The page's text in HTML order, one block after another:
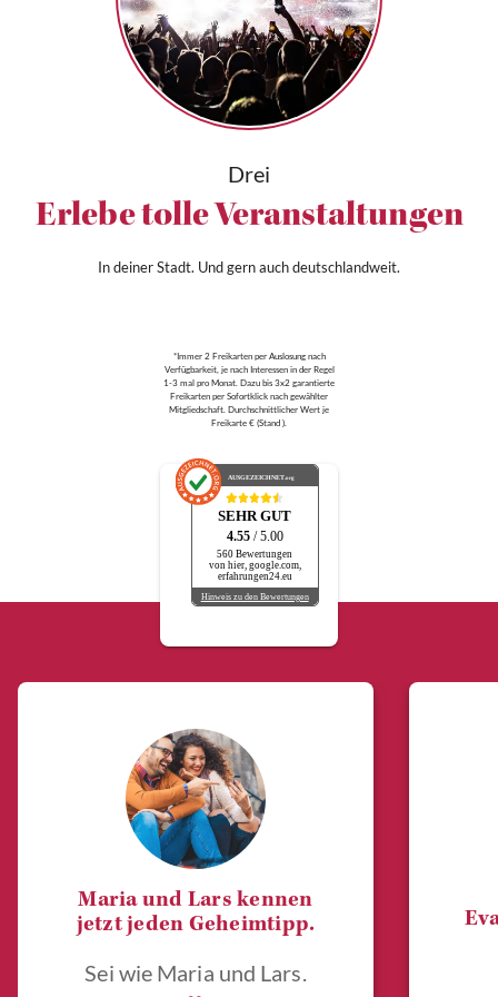
Drei
Erlebe tolle Veranstaltungen
In deiner Stadt. Und gern auch deutschlandweit.
*Immer 2 Freikarten per Auslosung nach
Verfügbarkeit, je nach Interessen in der Regel
1-3 mal pro Monat. Dazu bis 3x2 garantierte
Freikarten per Sofortklick nach gewählter
Mitgliedschaft. Durchschnittlicher Wert je
Freikarte € (Stand ).
AUSGEZEICHNET.org
SEHR GUT
4.55 / 5.00
560 Bewertungen
von hier, google.com,
erfahrungen24.eu
Hinweis zu den Bewertungen
Maria und Lars kennen
jetzt jeden Geheimtipp.
Sei wie Maria und Lars.